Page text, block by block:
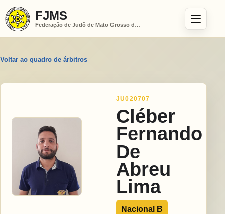
FJMS
Federação de Judô de Mato Grosso do Sul
Voltar ao quadro de árbitros
JU020707
Cléber
Fernando
De
Abreu
Lima
Nacional B